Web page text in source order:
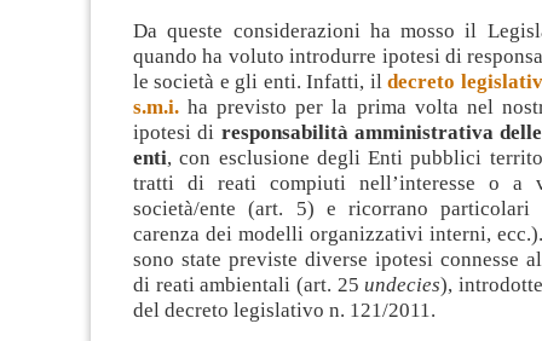
Da queste considerazioni ha mosso il
quando ha voluto introdurre ipotesi di
le società e gli enti. Infatti, ildecreto
s.m.i. ha previsto per la prima volta nel
ipotesi di responsabilità amministrativa
enti, con esclusione degli Enti pubblici
tratti di reati compiuti nell’interesse o a
società/ente (art. 5) e ricorrano particolari
carenza dei modelli organizzativi interni,
sono state previste diverse ipotesi connesse
di reati ambientali (art. 25undecies),
del decreto legislativo n. 121/2011.